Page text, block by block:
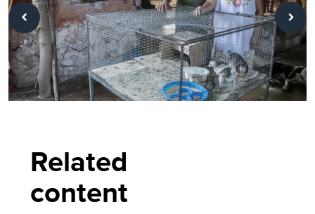
Related
content